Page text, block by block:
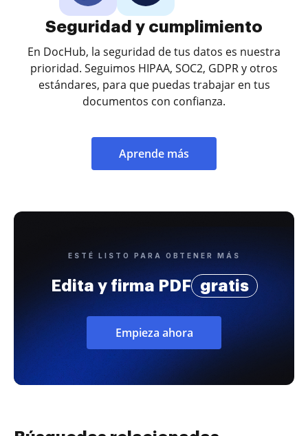
Seguridad y cumplimiento
En DocHub, la seguridad de tus datos es nuestra
prioridad. Seguimos HIPAA, SOC2, GDPR y otros
estándares, para que puedas trabajar en tus
documentos con confianza.
Aprende más
ESTÉ LISTO PARA OBTENER MÁS
Edita y firma PDF gratis
Empieza ahora